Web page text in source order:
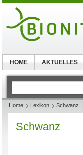
Home Lexikon Schwanz
Schwanz
HOME AKTUELLES